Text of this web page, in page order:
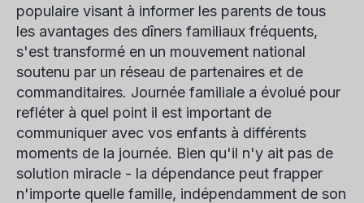
populaire visant à informer les parents de tous
les avantages des dîners familiaux fréquents,
s'est transformé en un mouvement national
soutenu par un réseau de partenaires et de
commanditaires. Journée familiale a évolué pour
refléter à quel point il est important de
communiquer avec vos enfants à différents
moments de la journée. Bien qu'il n'y ait pas de
solution miracle - la dépendance peut frapper
n'importe quelle famille, indépendamment de son